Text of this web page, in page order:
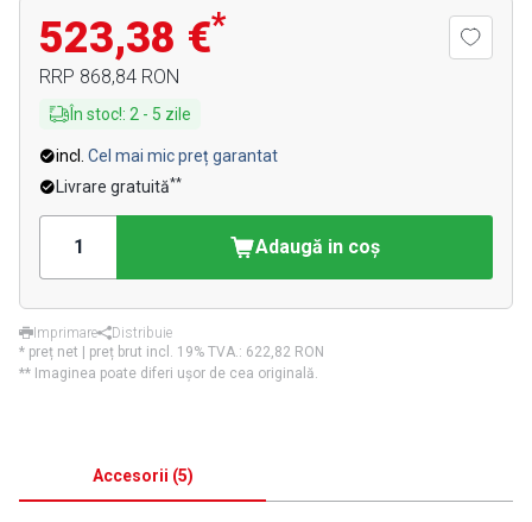
523,38 €*
RRP 868,84 RON
În stoc!: 2 - 5 zile
incl. Cel mai mic preț garantat
Livrare gratuită**
Adaugă in coş
Imprimare
Distribuie
* preț net | preț brut incl. 19% TVA.: 622,82 RON
** Imaginea poate diferi ușor de cea originală.
Accesorii (5)